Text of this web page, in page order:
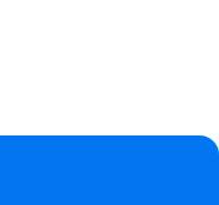
ボットのオペレーシ